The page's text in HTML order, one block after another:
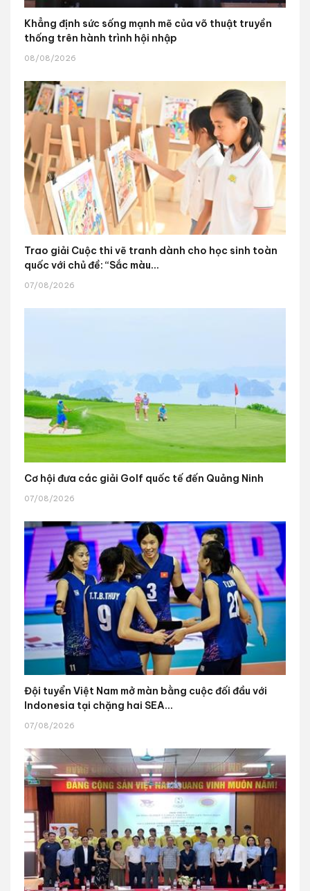
Khẳng định sức sống mạnh mẽ của võ thuật truyền
thống trên hành trình hội nhập
08/08/2026
Trao giải Cuộc thi vẽ tranh dành cho học sinh toàn
quốc với chủ đề: “Sắc màu...
07/08/2026
Cơ hội đưa các giải Golf quốc tế đến Quảng Ninh
07/08/2026
Đội tuyển Việt Nam mở màn bằng cuộc đối đầu với
Indonesia tại chặng hai SEA...
07/08/2026